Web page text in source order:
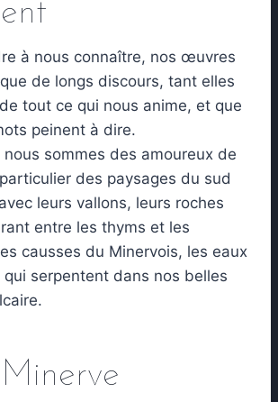
à nous connaître, nos œuvres
de longs discours, tant elles
tout ce qui nous anime, et que
peinent à dire.
nous sommes des amoureux de
des paysages du sud
leurs vallons, leurs roches
entre les thyms et les
causses du Minervois, les eaux
qui serpentent dans nos belles